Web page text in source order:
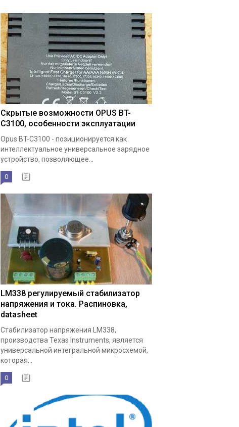
Скрытые возможности OPUS BT-
C3100, особенности эксплуатации
Opus BT-C3100 - позиционируется как
интеллектуальное универсальное зарядное
устройство, позволяющее...
0
LM338 регулируемый стабилизатор
напряжения и тока. Распиновка,
datasheet
Стабилизатор напряжения LM338,
производства Texas Instruments, является
универсальной интегральной микросхемой,
которая...
0